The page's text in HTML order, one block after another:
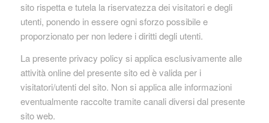
sito rispetta e tutela la riservatezza dei visitatori e degli
utenti, ponendo in essere ogni sforzo possibile e
proporzionato per non ledere i diritti degli utenti.
La presente privacy policy si applica esclusivamente alle
attività online del presente sito ed è valida per i
visitatori/utenti del sito. Non si applica alle informazioni
eventualmente raccolte tramite canali diversi dal presente
sito web.